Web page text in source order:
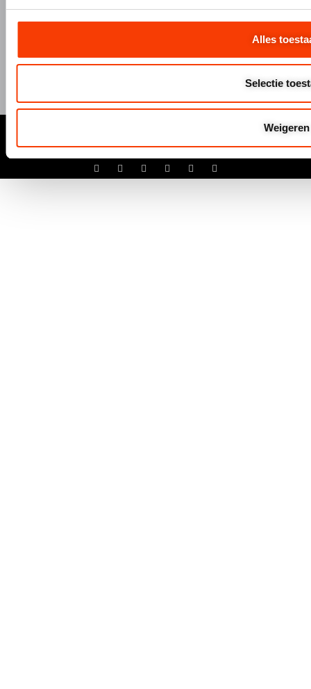
Alles
Selectie
Weigeren
1e Industrieweg 1 4147 CR Asperen
Privacyverklaring
Cookiebeleid